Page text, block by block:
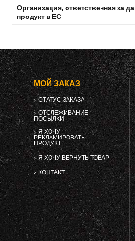
Организация, ответственная за
продукт в ЕС
МОЙ ЗАКАЗ
СТАТУС ЗАКАЗА
ОТСЛЕЖИВАНИЕ
ПОСЫЛКИ
Я ХОЧУ
РЕКЛАМИРОВАТЬ
ПРОДУКТ
Я ХОЧУ ВЕРНУТЬ ТОВАР
КОНТАКТ